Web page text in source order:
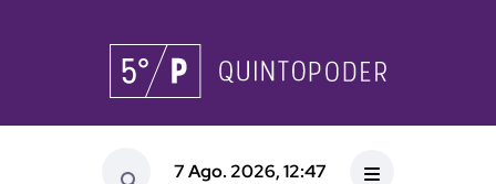
7 Ago. 2026, 12:47